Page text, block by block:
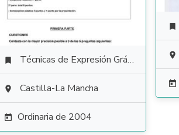



 Técnicas de Expresión Gráfico Plástica
 Castilla-La Mancha
 Ordinaria de 2004